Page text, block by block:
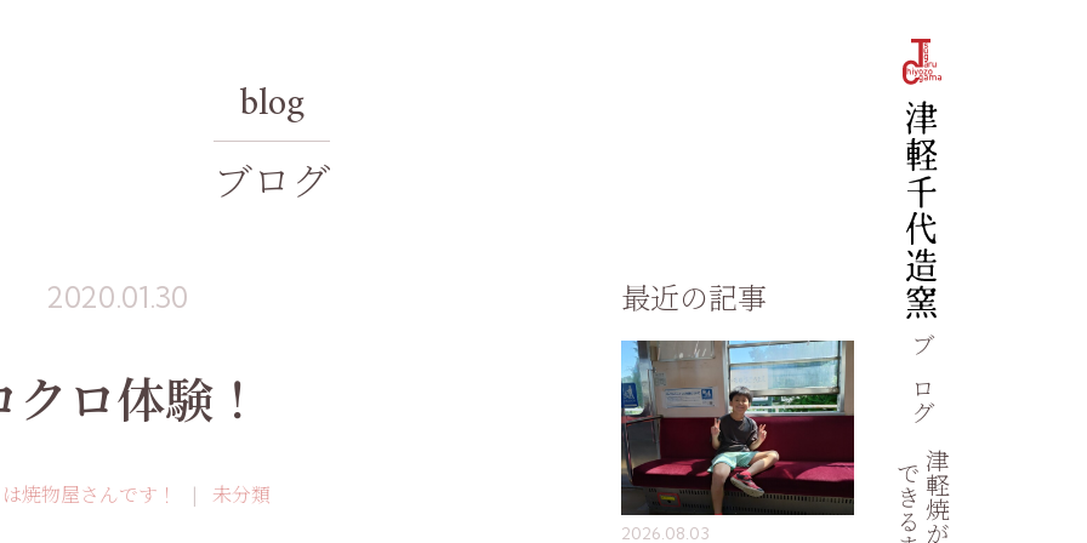
ブログ
津軽焼が
blog
ブログ
2020.01.30
クロ体験！
焼物屋さんです！ 未分類
最近の記事
2026.08.03